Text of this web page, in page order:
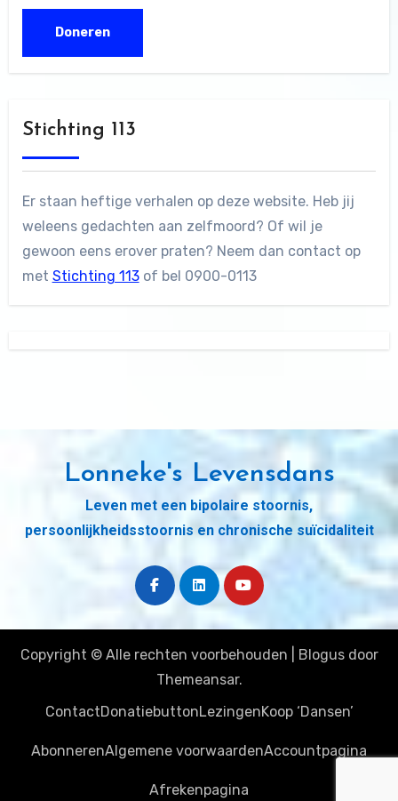
Stichting 113
Er staan heftige verhalen op deze website. Heb jij
weleens gedachten aan zelfmoord? Of wil je
gewoon eens erover praten? Neem dan contact op
met Stichting 113of bel 0900-0113
Lonneke's Levensdans
Leven met een bipolaire stoornis,
persoonlijkheidsstoornis en chronische suïcidaliteit
Copyright © Alle rechten voorbehouden Blogusdoor
Themeansar.
ContactDonatiebuttonLezingenKoop ‘Dansen’
AbonnerenAlgemene voorwaardenAccountpagina
Afrekenpagina